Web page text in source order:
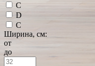
C
D
С
Ширина, см:
от
до